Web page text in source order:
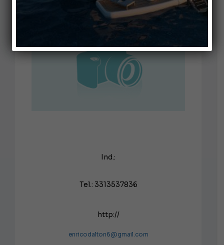
Ind.:
Tel.: 3313537836
http://
enricodalton6@gmail.com